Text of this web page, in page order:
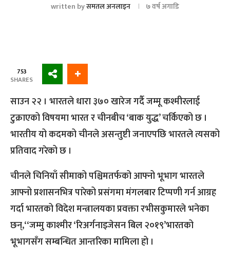
written byसमतल अनलाइन ७ वर्ष अगाडि
753
SHARES
साउन २२ । भारतले धारा ३७० खारेज गर्दै जम्मू कश्मीरलाई
टुक्राएको विषयमा भारत र चीनबीच ‘बाक युद्ध’ चर्किएको छ ।
भारतीय यो कदमको चीनले असन्तुष्टी जनाएपछि भारतले त्यसको
प्रतिवाद गरेको छ ।
चीनले चिनियाँ सीमाको पश्चिमतर्फको आफ्नो भूभाग भारतले
आफ्नो प्रशासनभित्र पारेको प्रसंगमा मंगलबार टिप्पणी गर्न आग्रह
गर्दा भारतको विदेश मन्त्रालयका प्रवक्ता रभीसकुमारले भनेका
छन्,‘‘जम्मु काश्मीर ‘रिअर्गनाइजेसन बिल २०१९’भारतको
भूभागसँग सम्बन्धित आन्तरिका मामिला हो ।